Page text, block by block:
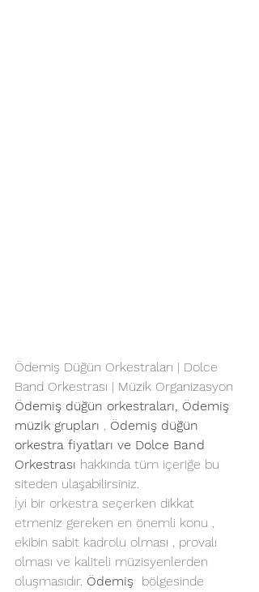
Ödemiş Düğün Orkestraları | Dolce
Band Orkestrası | Müzik Organizasyon
Ödemiş düğün orkestraları, Ödemiş
müzik grupları , Ödemiş düğün
orkestra fiyatları ve Dolce Band
Orkestrası hakkında tüm içeriğe bu
siteden ulaşabilirsiniz.
İyi bir orkestra seçerken dikkat
etmeniz gereken en önemli konu ,
ekibin sabit kadrolu olması , provalı
olması ve kaliteli müzisyenlerden
oluşmasıdır. Ödemiş bölgesinde